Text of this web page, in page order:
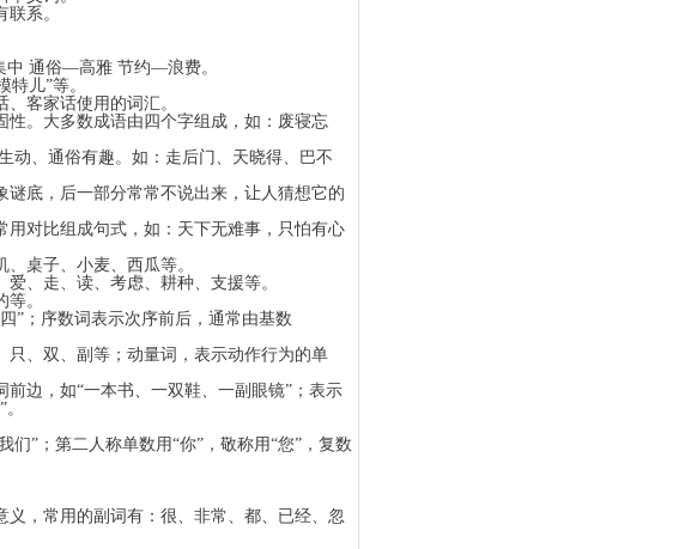
系。
通俗—高雅 节约—浪费。
儿”等。
客家话使用的词汇。
。大多数成语由四个字组成，如：废寝忘
、通俗有趣。如：走后门、天晓得、巴不
底，后一部分常常不说出来，让人猜想它的
对比组成句式，如：天下无难事，只怕有心
桌子、小麦、西瓜等。
、走、读、考虑、耕种、支援等。
。
；序数词表示次序前后，通常由基数
、双、副等；动量词，表示动作行为的单
边，如“一本书、一双鞋、一副眼镜”；表示
次”。
；第二人称单数用“你”，敬称用“您”，复数
，常用的副词有：很、非常、都、已经、忽